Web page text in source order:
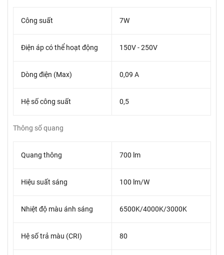
Công suất 7W
Điện áp có thể hoạt động 150V - 250V
Dòng điện (Max) 0,09 A
Hệ số công suất 0,5
Thông số quang
Quang thông 700 lm
Hiệu suất sáng 100 lm/W
Nhiệt độ màu ánh sáng 6500K/4000K/3000K
Hệ số trả màu (CRI) 80